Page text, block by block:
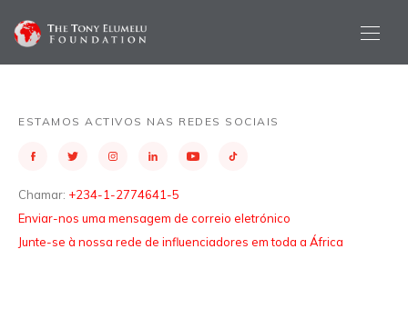
ESTAMOS ACTIVOS NAS REDES SOCIAIS
Chamar: +234-1-2774641-5
Enviar-nos uma mensagem de correio eletrónico
Junte-se à nossa rede de influenciadores em toda a África